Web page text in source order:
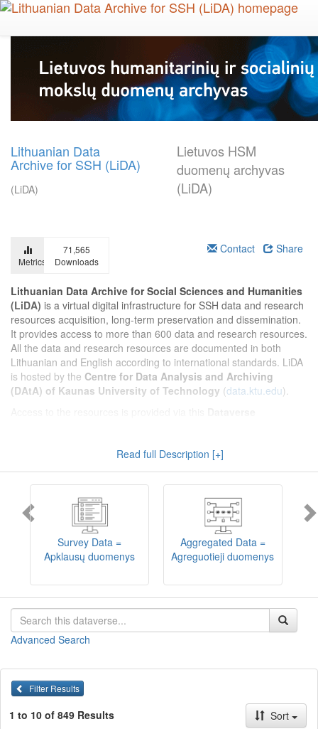
Skip
main
Lithuanian Data
Archive for SSH (LiDA)
(LiDA)
Lietuvos HSM
duomenų archyvas
(LiDA)
Metrics
71,565
Downloads
Contact Share
Lithuanian Data Archive for Social Sciences and Humanities
(LiDA) is a virtual digital infrastructure for SSH data and research
resources acquisition, long-term preservation and dissemination.
It provides access to more than 600 data and research resources.
All the data and research resources are documented in both
Lithuanian and English according to international standards. LiDA
is hosted by the Centre for Data Analysis and Archiving
(DAtA) of Kaunas University of Technology (data.ktu.edu).
implemented). LiDA curates different types of resources and they
are published into catalogues according to the type:Survey Data,
Interview Data,Aggregated Data
(including Historical Statistics),
, andEncoded Data
(including News Media Studies).
Also, LiDA holds collections of data produced in large national
projets (
Large Project Data
) as well as social sciences and
humanities data deposited by Lithuanian science and higher
education institutions and Lithuanian governmental institutions
Depositors interested in deposit of their data into the LiDA
Lietuvos humanitarinių ir socialinių mokslų duomenų
infrastruktūra, suteikianti prieigą prie daugiau nei 600 duomenų ir
tyrimų išteklių. Visi duomenų ir tyrimų ištekliai yra dokumentuoti
lietuvių ir anglų kalbomis pagal tarptautinius standartus. LiDA
Read full Description [+]
Survey Data =
Apklausų duomenys
Aggregated Data =
Agreguotieji duomenys
Advanced Search
Filter Results
1 to 10 of 849 Results
Sort